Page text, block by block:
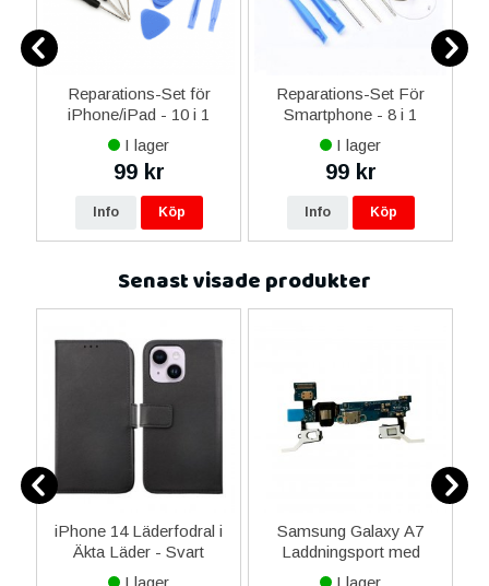
Reparations-Set för
iPhone/iPad - 10 i 1
I lager
99 kr
Info Köp
Reparations-Set För
Smartphone - 8 i 1
I lager
99 kr
Info Köp
Senast visade produkter
iPhone 14 Läderfodral i
Äkta Läder - Svart
I lager
Samsung Galaxy A7
Laddningsport med
Flexkabel (SM-A700)
I lager